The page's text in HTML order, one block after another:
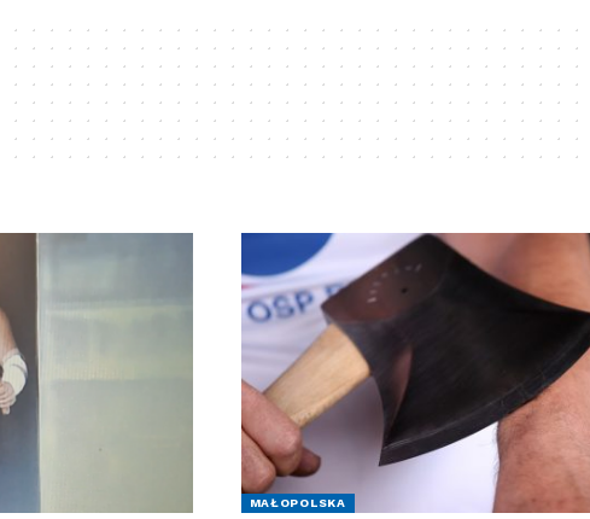
MAŁOPOLSKA